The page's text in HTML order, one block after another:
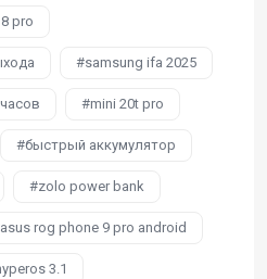
pro
samsung ifa 2025
mini 20t pro
быстрый аккумулятор
zolo power bank
asus rog phone 9 pro android
3.1